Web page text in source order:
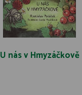
U nás v Hmyzáčkově